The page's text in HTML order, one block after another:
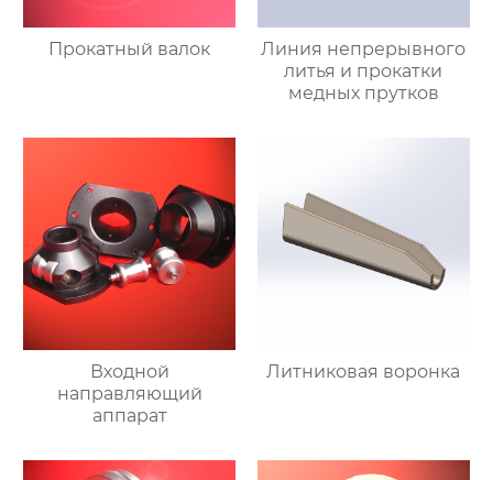
Прокатный валок
Линия непрерывного
литья и прокатки
медных прутков
Входной
направляющий
аппарат
Литниковая воронка